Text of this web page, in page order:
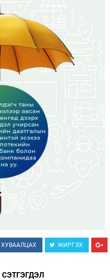
ХУВААЛЦАХ ЖИРГЭХ
СЭТГЭГДЭЛ